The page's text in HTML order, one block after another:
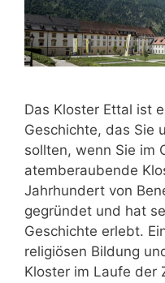
Das Kloster Ettal ist
Geschichte, das Sie
sollten, wenn Sie im
atemberaubende
Jahrhundert von
gegründet und hat
Geschichte erlebt.
religiösen Bildung
Kloster im Laufe der